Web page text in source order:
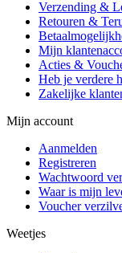
Verzending &
Retouren &
Mijn
Acties &
Heb je verdere
Zakelijke
Mijn account
Aanmelden
Registreren
Wachtwoord
Waar is mijn
Voucher
Weetjes